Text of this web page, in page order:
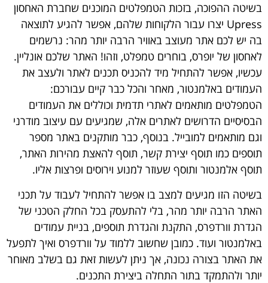
בשיטה ההפוכה, בזכות הטמפלטים המוכנים שחברת האחסון
Upress יצרו עבור הלקוחות שלהם, אפשר להגיע לתוצאה
בה יש לכם אתר מעוצב באוויר הרבה יותר מהר: נרשמים
לאחסון של יופרס, בוחרים טמפלט, וזהו! האתר שלכם אונליין.
עכשיו, אפשר להתחיל מיד להכניס תכנים לאתר ולעצב את
העמודים באלמנטור, מאחר והכל כבר קיים עבורכם:
הטמפלטים מותאמים לאתרי תדמית וכוללים את העמודים
הבסיסיים הדרושים לאתרים אלה, שמגיעים עם עיצוב מודרני
וגם מותאמים למובייל. בנוסף, כבר מותקנים באתר מספר
תוספים כמו תוסף יצירת קשר, תוסף להאצת מהירות האתר,
תוסף אלמנטור ותוסף שעוזר למנוע וירוסים ופרצות אליו.
בשיטה הזו מגיעים למצב בו אפשר להתחיל לעבוד על תכני
האתר הרבה יותר מהר, בלי להתעסק בכל החלק הטכני של
הגדרת וורדפרס, התקנת והגדרת תוספים, בניית עמודים
באלמנטור ועוד. כמובן שחשוב ללמוד על וורדפרס ואיך לתפעל
את האתר בצורה נכונה, אך ניתן לעשות זאת גם בשלב מאוחר
יותר ולהתמקד בתור התחלה ביצירת התכנים.